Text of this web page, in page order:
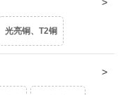
光亮铜、T2铜